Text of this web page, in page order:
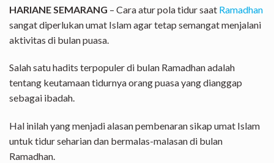
HARIANE SEMARANG – Cara atur pola tidur saat Ramadhan
sangat diperlukan umat Islam agar tetap semangat menjalani
aktivitas di bulan puasa.
Salah satu hadits terpopuler di bulan Ramadhan adalah
tentang keutamaan tidurnya orang puasa yang dianggap
sebagai ibadah.
Hal inilah yang menjadi alasan pembenaran sikap umat Islam
untuk tidur seharian dan bermalas-malasan di bulan
Ramadhan.